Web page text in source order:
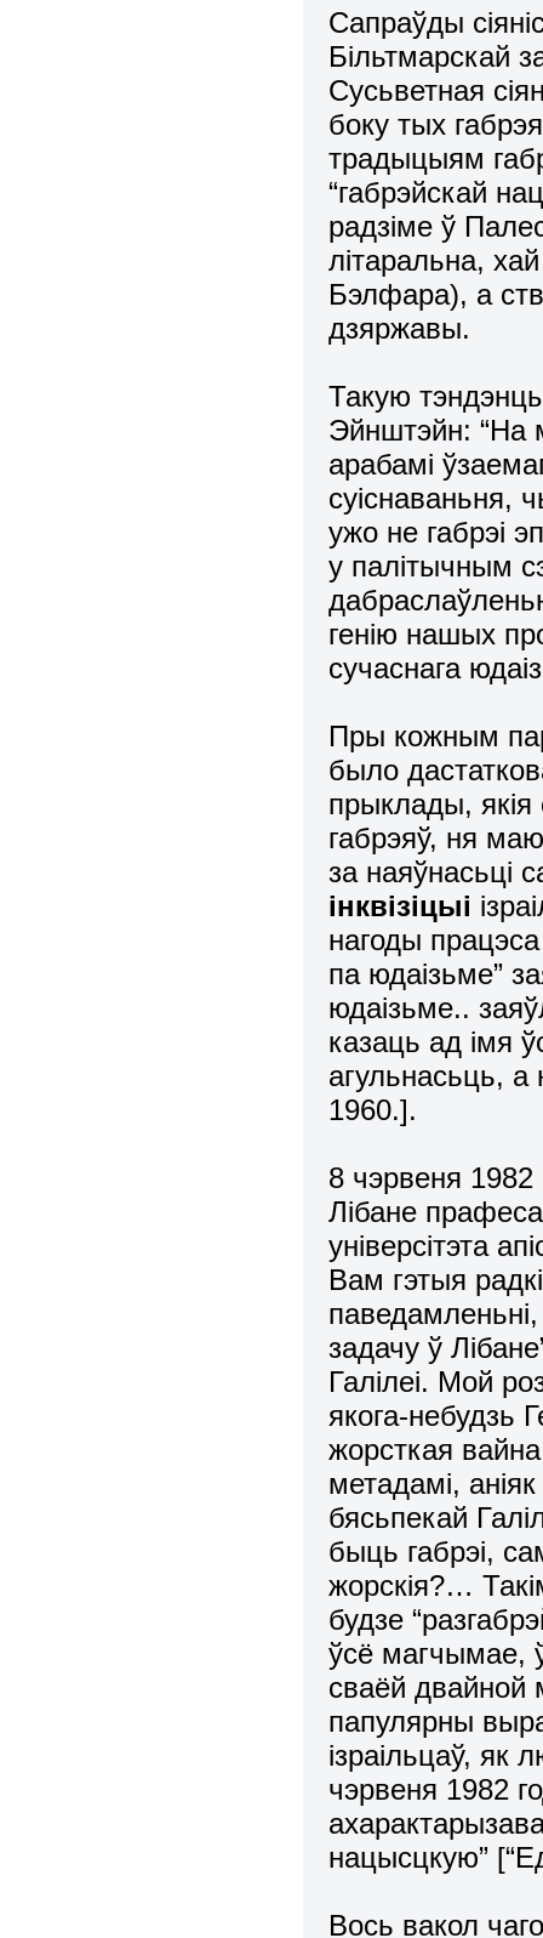
Сапраўды
Більтмарскай
Сусьветная
боку тых
традыцыям
“габрэйскай
радзіме ў
літаральна,
Бэлфара), а
дзяржавы.
Такую
Эйнштэйн: “На
арабамі
суіснаваньня,
ужо не габрэі
у палітычным
генію нашых
сучаснага
Пры кожным
было
прыклады,
габрэяў, ня
за наяўнасьці
інквізіцыі
нагоды
па юдаізьме”
юдаізьме..
казаць ад імя
агульнасьць,
1960.].
8 чэрвеня 1982
Лібане
універсітэта
Вам гэтыя
задачу ў
Галілеі. Мой
якога-небудзь
жорсткая
метадамі,
бясьпекай
быць габрэі,
жорскія?…
будзе
ўсё магчымае,
сваёй двайной
папулярны
ізраільцаў, як
чэрвеня 1982
нацысцкую”
Вось вакол